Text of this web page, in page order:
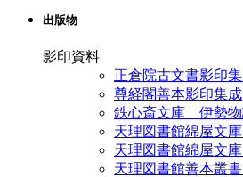
出版物
影印資料
正倉院古文書影印
尊経閣善本影印集成
鉄心斎文庫 伊勢物
天理図書館綿屋文
天理図書館綿屋文
天理図書館善本叢